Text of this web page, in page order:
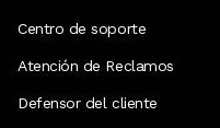
Centro de soporte
Atención de Reclamos
Defensor del cliente